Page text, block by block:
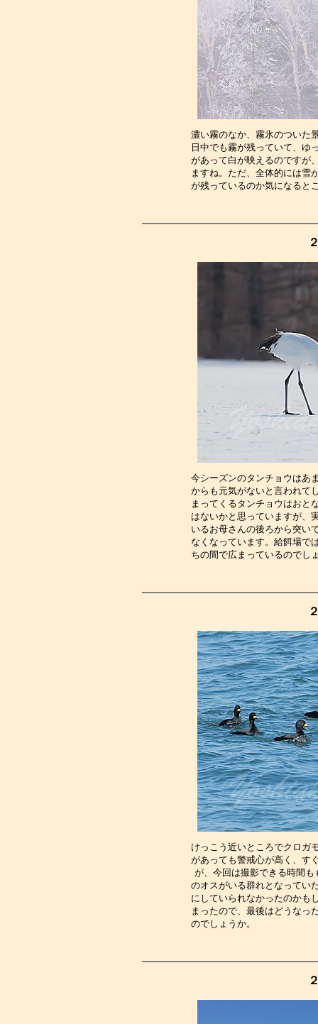
濃い霧のなか、霧氷のついた
日中でも霧が残っていて、ゆ
があって白が映えるのですが
ますね。ただ、全体的には雪
が残っているの
今シーズンのタンチョウはあ
からも元気がないと言われて
まってくるタンチョウはおと
はないかと思っていますが、
いるお母さんの後ろから突い
なくなっています。給餌場で
ちの間で広ま
けっこう近いところでクロガ
があっても警戒心が高く、す
が、今回は撮影できる時間
のオスがいる群れとなってい
にしていられなかったのかも
まったので、最後はどうなっ
ので